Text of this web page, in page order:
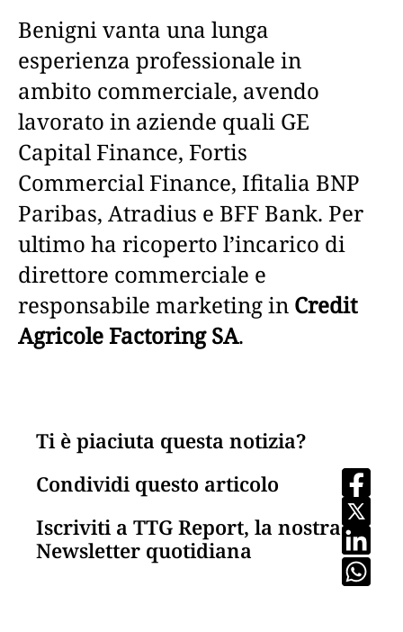
Benigni vanta una lunga
esperienza professionale in
ambito commerciale, avendo
lavorato in aziende quali GE
Capital Finance, Fortis
Commercial Finance, Ifitalia BNP
Paribas, Atradius e BFF Bank. Per
ultimo ha ricoperto l’incarico di
direttore commerciale e
responsabile marketing in Credit
Agricole Factoring SA.
Ti è piaciuta questa notizia?
Condividi questo articolo
Iscriviti a TTG Report, la nostra
Newsletter quotidiana